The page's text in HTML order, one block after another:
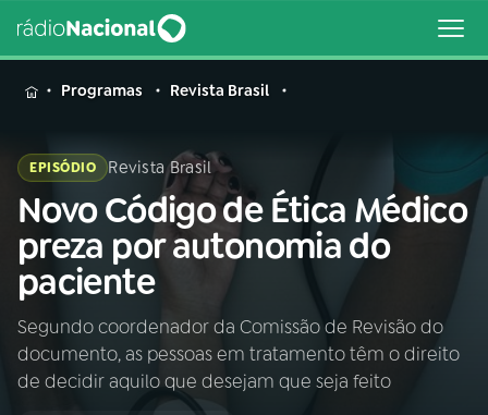
MENU
Buscar
na
Rádio
Nacional
Buscar
AO VIVO
INÍCIO
Programas Revista Brasil
EPISÓDIO Revista Brasil
Novo Código de Ética Médico
preza por autonomia do
paciente
Segundo coordenador da Comissão de Revisão do
documento, as pessoas em tratamento têm o direito
de decidir aquilo que desejam que seja feito